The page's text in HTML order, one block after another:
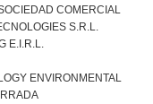
COMERCIAL
S.R.L.
E.I.R.L.
ENVIRONMENTAL